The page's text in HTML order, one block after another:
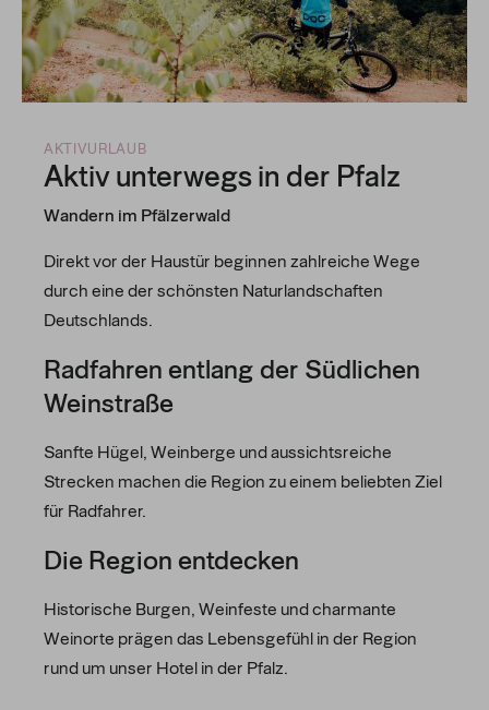
AKTIVURLAUB
Aktiv unterwegs in der Pfalz
Wandern im Pfälzerwald
Direkt vor der Haustür beginnen zahlreiche Wege
durch eine der schönsten Naturlandschaften
Deutschlands.
Radfahren entlang der Südlichen
Weinstraße
Sanfte Hügel, Weinberge und aussichtsreiche
Strecken machen die Region zu einem beliebten Ziel
für Radfahrer.
Die Region entdecken
Historische Burgen, Weinfeste und charmante
Weinorte prägen das Lebensgefühl in der Region
rund um unser Hotel in der Pfalz.